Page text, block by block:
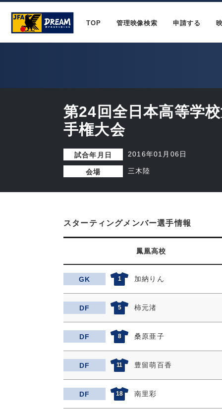
TOP 管理映像検索 申請する
第24回全日本高等学
手権大会
試合年月日 2016年01月06日
会場 三木陸
スターティングメンバー選手情報
鳳凰高校
GK 1 加納りん
DF 5 柿元渚
DF 8 桑原亜子
DF 11 豊留萌百香
DF 18 南里彩